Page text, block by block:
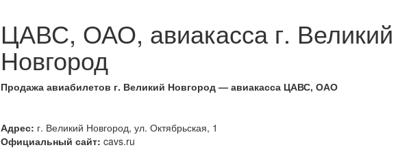
ЦАВС, ОАО, авиакасса г. Великий
Новгород
Продажа авиабилетов г. Великий Новгород — авиакасса ЦАВС, ОАО
Адрес: г. Великий Новгород, ул. Октябрьская, 1
Официальный сайт: cavs.ru